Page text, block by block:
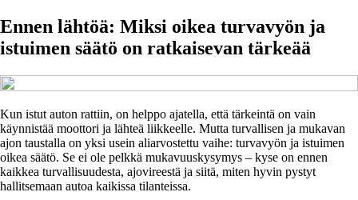
Ennen lähtöä: Miksi oikea turvavyön ja
istuimen säätö on ratkaisevan tärkeää
Kun istut auton rattiin, on helppo ajatella, että tärkeintä on vain
käynnistää moottori ja lähteä liikkeelle. Mutta turvallisen ja mukavan
ajon taustalla on yksi usein aliarvostettu vaihe: turvavyön ja istuimen
oikea säätö. Se ei ole pelkkä mukavuuskysymys – kyse on ennen
kaikkea turvallisuudesta, ajovireestä ja siitä, miten hyvin pystyt
hallitsemaan autoa kaikissa tilanteissa.